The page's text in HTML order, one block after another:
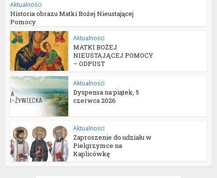
Aktualności
Historia obrazu Matki Bożej Nieustającej
Pomocy
Aktualności
MATKI BOŻEJ
NIEUSTAJĄCEJ POMOCY
– ODPUST
Aktualności
Dyspensa na piątek, 5
czerwca 2026
Aktualności
Zaproszenie do udziału w
Pielgrzymce na
Kaplicówkę